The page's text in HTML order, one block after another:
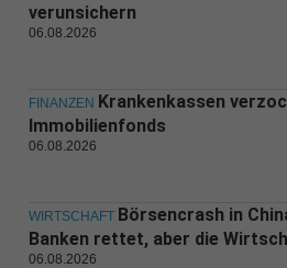
verunsichern
06.08.2026
FINANZEN Krankenkassen
Immobilienfonds
06.08.2026
WIRTSCHAFT Börsencrash in
Banken rettet, aber die
06.08.2026